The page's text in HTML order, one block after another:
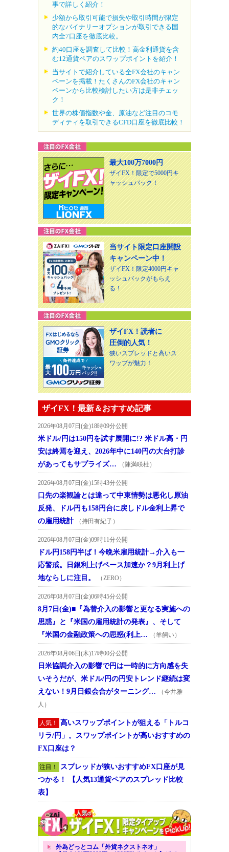
事で詳しく紹介！
少額から取引可能で損失や取引時間が限定
的なバイナリーオプションが取引できる国
内全7口座を徹底比較。
約40口座を調査して比較！高金利通貨を含
む12通貨ペアのスワップポイントを紹介！
当サイトで紹介している全FX会社のキャン
ペーンを掲載！たくさんのFX会社のキャン
ペーンから比較検討したい方は是非チェッ
ク！
世界の株価指数や金、原油など注目のコモ
ディティを取引できるCFD口座を徹底比較！
最大100万7000円
ザイFX！限定で5000円キ
ャッシュバック！
当サイト限定口座開設
キャンペーン中！
ザイFX！限定4000円キャ
ッシュバックがもらえ
る！
ザイFX！読者に
圧倒的人気！
狭いスプレッドと高いス
ワップが魅力！
ザイFX！最新＆おすすめ記事
2026年08月07日(金)18時09分公開
米ドル/円は150円を試す展開に!? 米ドル高・円
安は終焉を迎え、2026年中に140円の大台打診
があってもサプライズ…
（陳満咲杜）
2026年08月07日(金)15時43分公開
口先の楽観論とは違って中東情勢は悪化し原油
反発、ドル円も158円台に戻しドル金利上昇で
の雇用統計
（持田有紀子）
2026年08月07日(金)09時11分公開
ドル円158円半ば！今晩米雇用統計→介入も一
応警戒。日銀利上げペース加速か？9月利上げ
地ならしに注目。
（ZERO）
2026年08月07日(金)06時45分公開
8月7日(金)■『為替介入の影響と更なる実施への
思惑』と『米国の雇用統計の発表』、そして
『米国の金融政策への思惑(利上…
（羊飼い）
2026年08月06日(木)17時00分公開
日米協調介入の影響で円は一時的に方向感を失
いそうだが、米ドル/円の円安トレンド継続は変
えない！9月日銀会合がターニング…
（今井雅
人）
人気！
高いスワップポイントが狙える「トルコ
リラ/円」。スワップポイントが高いおすすめの
FX口座は？
注目！
スプレッドが狭いおすすめFX口座が見
つかる！ 【人気13通貨ペアのスプレッド比較
表】
外為どっとコム「外貨ネクストネオ」